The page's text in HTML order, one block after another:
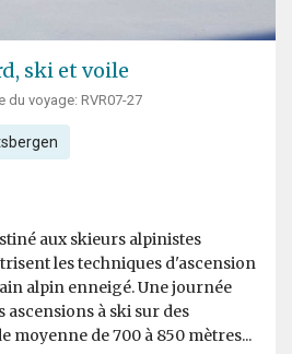
ski et voile
du voyage: RVR07-27
aux skieurs alpinistes
les techniques d'ascension
alpin enneigé. Une journée
à ski sur des
moyenne de 700 à 850 mètres...